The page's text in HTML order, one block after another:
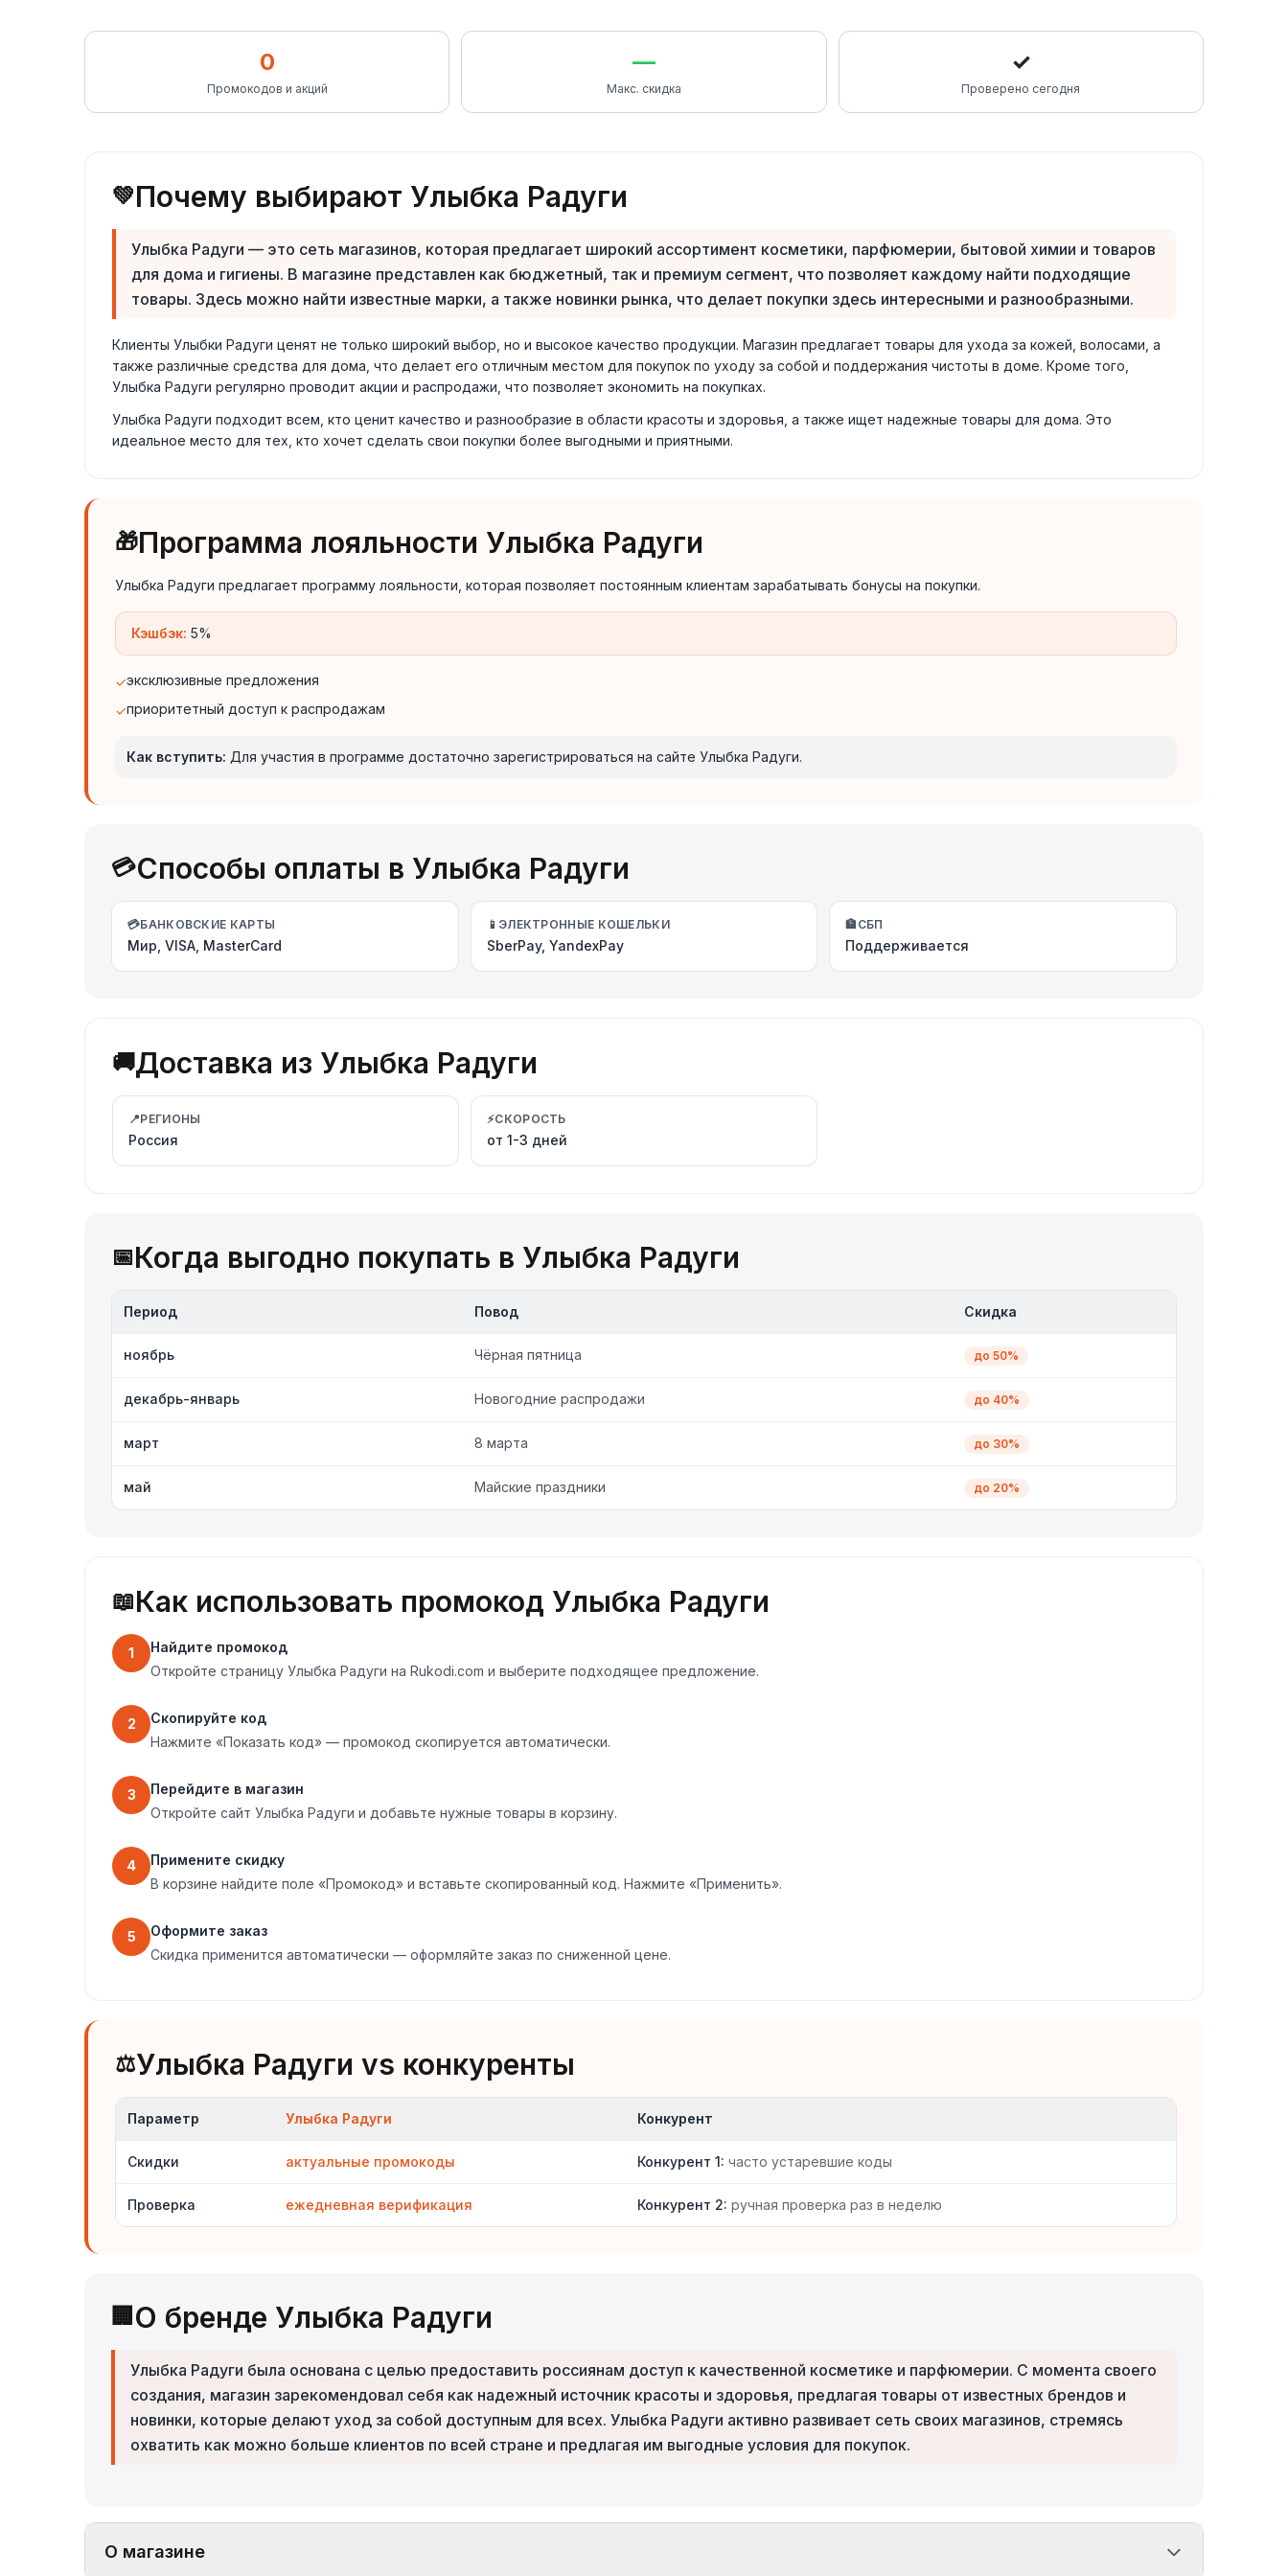
0
Промокодов и акций
—
Макс. скидка
✓
Проверено сегодня
💚Почему выбирают Улыбка Радуги
Улыбка Радуги — это сеть магазинов, которая предлагает широкий ассортимент косметики, парфюмерии, бытовой химии и товаров
для дома и гигиены. В магазине представлен как бюджетный, так и премиум сегмент, что позволяет каждому найти подходящие
товары. Здесь можно найти известные марки, а также новинки рынка, что делает покупки здесь интересными и разнообразными.
Клиенты Улыбки Радуги ценят не только широкий выбор, но и высокое качество продукции. Магазин предлагает товары для ухода за кожей, волосами, а
также различные средства для дома, что делает его отличным местом для покупок по уходу за собой и поддержания чистоты в доме. Кроме того,
Улыбка Радуги регулярно проводит акции и распродажи, что позволяет экономить на покупках.
Улыбка Радуги подходит всем, кто ценит качество и разнообразие в области красоты и здоровья, а также ищет надежные товары для дома. Это
идеальное место для тех, кто хочет сделать свои покупки более выгодными и приятными.
🎁Программа лояльности Улыбка Радуги
Улыбка Радуги предлагает программу лояльности, которая позволяет постоянным клиентам зарабатывать бонусы на покупки.
Кэшбэк: 5%
✓эксклюзивные предложения
✓приоритетный доступ к распродажам
Как вступить: Для участия в программе достаточно зарегистрироваться на сайте Улыбка Радуги.
💳Способы оплаты в Улыбка Радуги
💳БАНКОВСКИЕ КАРТЫ
Мир, VISA, MasterCard
📱 ЭЛЕКТРОННЫЕ КОШЕЛЬКИ
SberPay, YandexPay
🏦 СБП
Поддерживается
🚚Доставка из Улыбка Радуги
📍РЕГИОНЫ
Россия
⚡СКОРОСТЬ
от 1-3 дней
📅Когда выгодно покупать в Улыбка Радуги
Период Повод Скидка
ноябрь Чёрная пятница до 50%
декабрь-январь Новогодние распродажи до 40%
март 8 марта до 30%
май Майские праздники до 20%
📖Как использовать промокод Улыбка Радуги
1
Найдите промокод
Откройте страницу Улыбка Радуги на Rukodi.com и выберите подходящее предложение.
2
Скопируйте код
Нажмите «Показать код» — промокод скопируется автоматически.
3
Перейдите в магазин
Откройте сайт Улыбка Радуги и добавьте нужные товары в корзину.
4
Примените скидку
В корзине найдите поле «Промокод» и вставьте скопированный код. Нажмите «Применить».
5
Оформите заказ
Скидка применится автоматически — оформляйте заказ по сниженной цене.
⚖️Улыбка Радуги vs конкуренты
Параметр Улыбка Радуги Конкурент
Скидки актуальные промокоды Конкурент 1: часто устаревшие коды
Проверка ежедневная верификация Конкурент 2: ручная проверка раз в неделю
🏢 О бренде Улыбка Радуги
Улыбка Радуги была основана с целью предоставить россиянам доступ к качественной косметике и парфюмерии. С момента своего
создания, магазин зарекомендовал себя как надежный источник красоты и здоровья, предлагая товары от известных брендов и
новинки, которые делают уход за собой доступным для всех. Улыбка Радуги активно развивает сеть своих магазинов, стремясь
охватить как можно больше клиентов по всей стране и предлагая им выгодные условия для покупок.
О магазине